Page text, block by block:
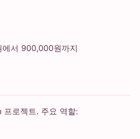
서 900,000원까지
로젝트. 주요 역할: